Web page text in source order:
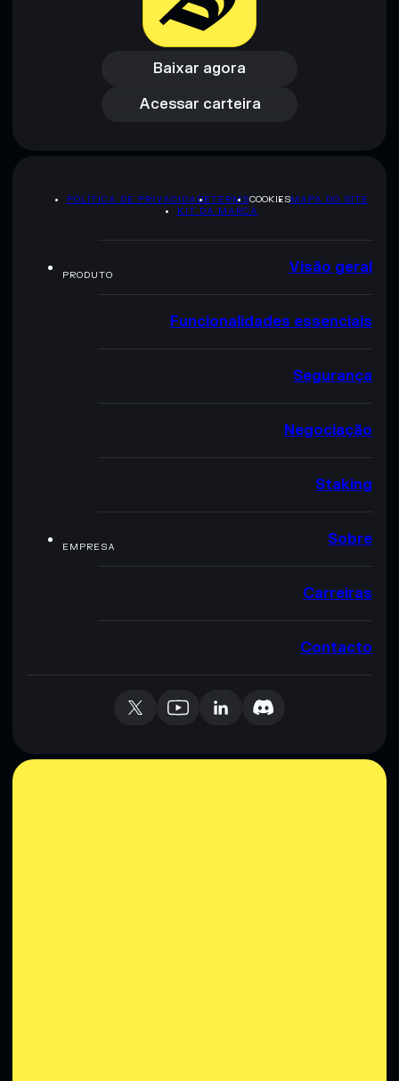
Baixar agora
Baixar agora
Acessar carteira
Acessar carteira
POLÍTICA DE PRIVACIDADETERMSCOOKIESMAPA DO SITE
KIT DA MARCA
PRODUTO Visão geral
Funcionalidades essenciais
Segurança
Negociação
Staking
EMPRESA Sobre
Carreiras
Contacto